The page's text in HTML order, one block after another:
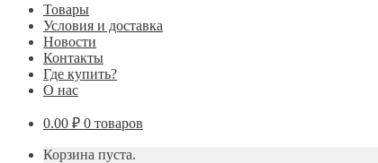
Товары
Условия и доставка
Новости
Контакты
Где купить?
О нас
0.00 ₽ 0 товаров
Корзина пуста.